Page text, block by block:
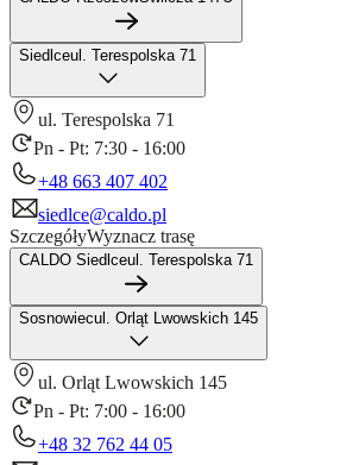
Siedlceul. Terespolska 71
ul. Terespolska 71
Pn - Pt: 7:30 - 16:00
+48 663 407 402
siedlce@caldo.pl
SzczegółyWyznacz trasę
CALDO Siedlceul. Terespolska 71
Sosnowiecul. Orląt Lwowskich 145
ul. Orląt Lwowskich 145
Pn - Pt: 7:00 - 16:00
+48 32 762 44 05